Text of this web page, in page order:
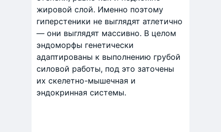
жировой слой. Именно поэтому
гиперстеники не выглядят атлетично
— они выглядят массивно. В целом
эндоморфы генетически
адаптированы к выполнению грубой
силовой работы, под это заточены
их скелетно-мышечная и
эндокринная системы.